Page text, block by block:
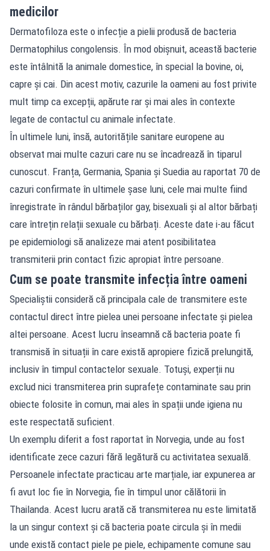
medicilor
Dermatofiloza este o infecție a pielii produsă de bacteria
Dermatophilus congolensis. În mod obișnuit, această bacterie
este întâlnită la animale domestice, în special la bovine, oi,
capre și cai. Din acest motiv, cazurile la oameni au fost privite
mult timp ca excepții, apărute rar și mai ales în contexte
legate de contactul cu animale infectate.
În ultimele luni, însă, autoritățile sanitare europene au
observat mai multe cazuri care nu se încadrează în tiparul
cunoscut. Franța, Germania, Spania și Suedia au raportat 70 de
cazuri confirmate în ultimele șase luni, cele mai multe fiind
înregistrate în rândul bărbaților gay, bisexuali și al altor bărbați
care întrețin relații sexuale cu bărbați. Aceste date i-au făcut
pe epidemiologi să analizeze mai atent posibilitatea
transmiterii prin contact fizic apropiat între persoane.
Cum se poate transmite infecția între oameni
Specialiștii consideră că principala cale de transmitere este
contactul direct între pielea unei persoane infectate și pielea
altei persoane. Acest lucru înseamnă că bacteria poate fi
transmisă în situații în care există apropiere fizică prelungită,
inclusiv în timpul contactelor sexuale. Totuși, experții nu
exclud nici transmiterea prin suprafețe contaminate sau prin
obiecte folosite în comun, mai ales în spații unde igiena nu
este respectată suficient.
Un exemplu diferit a fost raportat în Norvegia, unde au fost
identificate zece cazuri fără legătură cu activitatea sexuală.
Persoanele infectate practicau arte marțiale, iar expunerea ar
fi avut loc fie în Norvegia, fie în timpul unor călătorii în
Thailanda. Acest lucru arată că transmiterea nu este limitată
la un singur context și că bacteria poate circula și în medii
unde există contact piele pe piele, echipamente comune sau